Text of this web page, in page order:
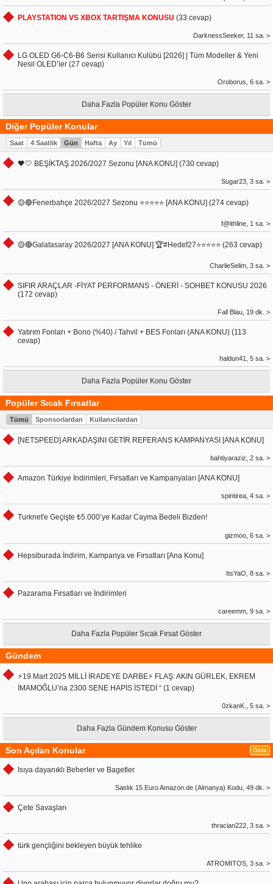
PLAYSTATION VS XBOX TARTIŞMA KONUSU (33 cevap)
DarknessSeeker, 11 sa. >
LG OLED G6-C6-B6 Serisi Kullanıcı Kulübü [2026] | Tüm Modeller & Yeni
Nesil OLED’ler (27 cevap)
Oroborus, 6 sa. >
Daha Fazla Popüler Konu Göster
Diğer Popüler Konular
Saat 4 Saatlik Gün Hafta Ay Yıl Tümü
🖤🤍 BEŞİKTAŞ 2026/2027 Sezonu [ANA KONU] (730 cevap)
Sugar23, 3 sa. >
🟡🔵Fenerbahçe 2026/2027 Sezonu ⭐️⭐️⭐️⭐️⭐️ [ANA KONU] (274 cevap)
f@ithline, 1 sa. >
🟡🔴Galatasaray 2026/2027 [ANA KONU] 🏆#Hedef27⭐️⭐️⭐️⭐️⭐️ (263 cevap)
CharlieSelim, 3 sa. >
SIFIR ARAÇLAR -FİYAT PERFORMANS - ÖNERİ - SOHBET KONUSU 2026
(172 cevap)
Fall Blau, 19 dk. >
Yatırım Fonları + Bono (%40) / Tahvil + BES Fonları (ANA KONU) (113
cevap)
haldun41, 5 sa. >
Daha Fazla Popüler Konu Göster
Popüler Sıcak Fırsatlar
Tümü Sponsorlardan Kullanıcılardan
[NETSPEED] ARKADAŞINI GETİR REFERANS KAMPANYASI [ANA KONU]
bahtiyaraziz, 2 sa. >
Amazon Türkiye İndirimleri, Fırsatları ve Kampanyaları [ANA KONU]
spintirea, 4 sa. >
Turknet'e Geçişte ₺5.000’ye Kadar Cayma Bedeli Bizden!
gizmoo, 6 sa. >
Hepsiburada İndirim, Kampanya ve Fırsatları [Ana Konu]
ItsYaO, 8 sa. >
Pazarama Fırsatları ve İndirimleri
careemm, 9 sa. >
Daha Fazla Popüler Sıcak Fırsat Göster
Gündem
⚡️19 Mart 2025 MİLLİ İRADEYE DARBE⚡ FLAŞ: AKIN GÜRLEK, EKREM
İMAMOĞLU’na 2300 SENE HAPİS İSTEDİ “ (1 cevap)
0zkanK., 5 sa. >
Daha Fazla Gündem Konusu Göster
Son Açılan Konular Gizle
Isıya dayanıklı Beherler ve Bagetler
Satılık 15 Euro Amazon.de (Almanya) Kodu, 49 dk. >
Çete Savaşları
thracian222, 3 sa. >
türk gençliğini bekleyen büyük tehlike
ATROMITOS, 3 sa. >